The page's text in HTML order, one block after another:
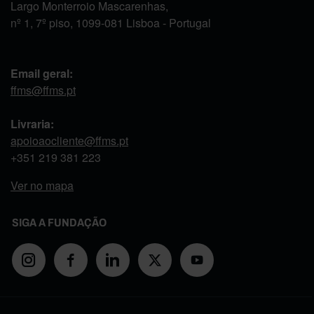
Largo Monterroio Mascarenhas,
nº 1, 7º piso, 1099-081 Lisboa - Portugal
Email geral:
ffms@ffms.pt
Livraria:
apoioaocliente@ffms.pt
+351 219 381 223
Ver no mapa
SIGA A FUNDAÇÃO